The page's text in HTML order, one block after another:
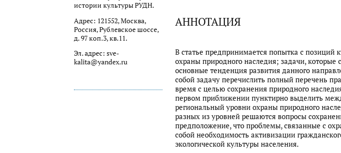
истории культуры РУДН.
Адрес: 121552, Москва,
Россия, Рублевское шоссе,
д. 97 коп.3, кв.11.
Эл. адрес: sve-
kalita@yandex.ru
АННОТАЦИЯ
В статье предпринимается попытка с позиций
охраны природного наследия; задачи, которые
основные тенденция развития данного
собой задачу перечислить полный перечень
время с целью сохранения природного
первом приближении пунктирно выделить
региональный уровни охраны природного
разных из уровней решаются вопросы
предположение, что проблемы, связанные с
собой необходимость активизации
экологической культуры населения.